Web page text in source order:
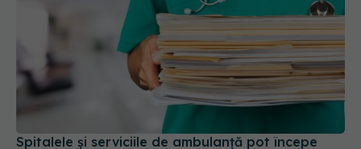
Spitalele și serviciile de ambulanță pot începe